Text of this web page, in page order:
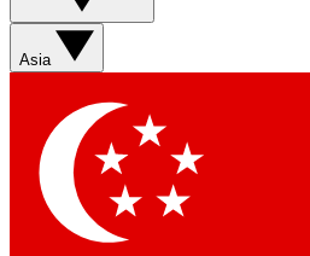
Asia